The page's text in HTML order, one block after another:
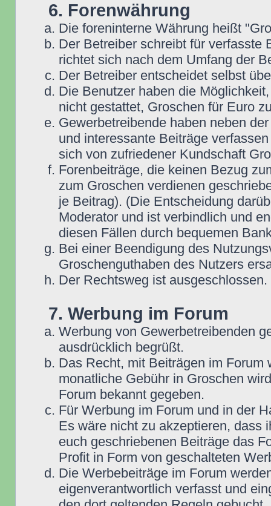
6. Forenwährung
Die foreninterne Währung heißt
Der Betreiber schreibt für verfasste
richtet sich nach dem Umfang der
Der Betreiber entscheidet selbst
Die Benutzer haben die
nicht gestattet, Groschen für Euro
Gewerbetreibende haben neben
und interessante Beiträge
sich von zufriedener Kundschaft
Forenbeiträge, die keinen Bezug
zum Groschen verdienen
je Beitrag). (Die Entscheidung
Moderator und ist verbindlich und
diesen Fällen durch bequemen
Bei einer Beendigung des
Groschenguthaben des Nutzers
Der Rechtsweg ist ausgeschlossen.
7. Werbung im Forum
Werbung von Gewerbetreibenden
ausdrücklich begrüßt.
Das Recht, mit Beiträgen im
monatliche Gebühr in Groschen
Forum bekannt gegeben.
Für Werbung im Forum und in der
Es wäre nicht zu akzeptieren, dass
euch geschriebenen Beiträge das
Profit in Form von geschalteten
Die Werbebeiträge im Forum
eigenverantwortlich verfasst und